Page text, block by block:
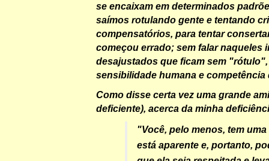
se encaixam em determinados
saímos rotulando gente e tentando
compensatórios, para tentar
começou errado; sem falar naqueles
desajustados que ficam sem
sensibilidade humana e competência
Como disse certa vez uma grande
deficiente), acerca da minha
"Você, pelo menos, tem
está aparente e, portanto,